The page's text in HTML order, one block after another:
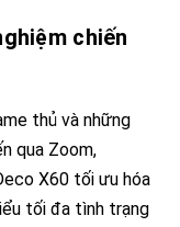
chiến
thủ và những
qua Zoom,
X60 tối ưu hóa
tối đa tình trạng